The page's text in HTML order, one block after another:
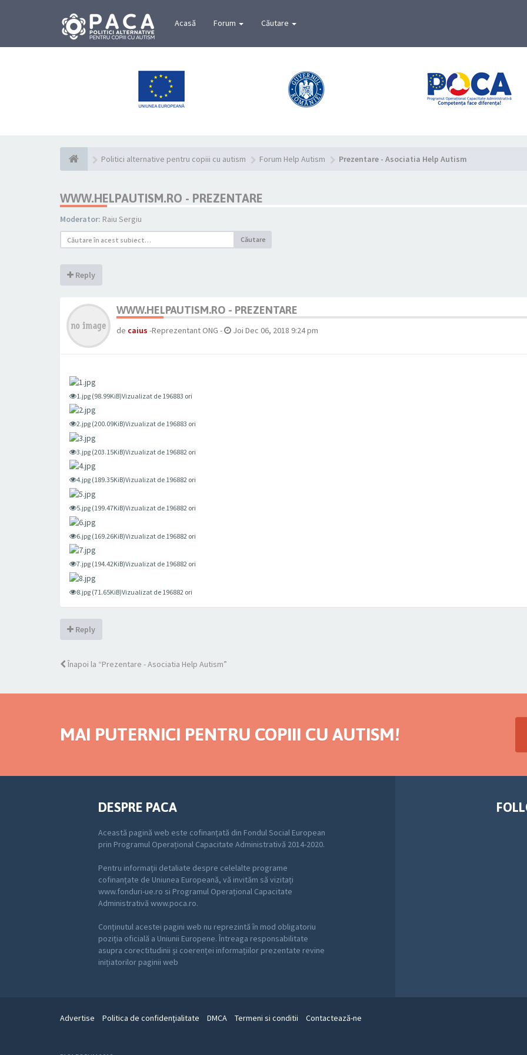
Acasă Forum Căutare
Politici alternative pentru copiii cu autism Forum Help Autism Prezentare - Asociatia Help Autism
WWW.HELPAUTISM.RO - PREZENTARE
Moderator: Raiu Sergiu
Căutare
Reply
WWW.HELPAUTISM.RO - PREZENTARE
de caius -Reprezentant ONG - Joi Dec 06, 2018 9:24 pm
1.jpg (98.99KiB)Vizualizat de 196883 ori
2.jpg (200.09KiB)Vizualizat de 196883 ori
3.jpg (203.15KiB)Vizualizat de 196882 ori
4.jpg (189.35KiB)Vizualizat de 196882 ori
5.jpg (199.47KiB)Vizualizat de 196882 ori
6.jpg (169.26KiB)Vizualizat de 196882 ori
7.jpg (194.42KiB)Vizualizat de 196882 ori
8.jpg (71.65KiB)Vizualizat de 196882 ori
Reply
Înapoi la “Prezentare - Asociatia Help Autism”
MAI PUTERNICI PENTRU COPIII CU AUTISM!
DESPRE PACA
Această pagină web este cofinanțată din Fondul Social European
prin Programul Operațional Capacitate Administrativă 2014-2020.
Pentru informații detaliate despre celelalte programe
cofinanțate de Uniunea Europeană, vă invităm să vizitați
www.fonduri-ue.ro si Programul Operațional Capacitate
Administrativă www.poca.ro.
Conținutul acestei pagini web nu reprezintă în mod obligatoriu
poziția oficială a Uniunii Europene. Întreaga responsabilitate
asupra corectitudinii și coerenței informațiilor prezentate revine
inițiatorilor paginii web
Advertise Politica de confidenţialitate DMCA Termeni si conditii Contactează-ne